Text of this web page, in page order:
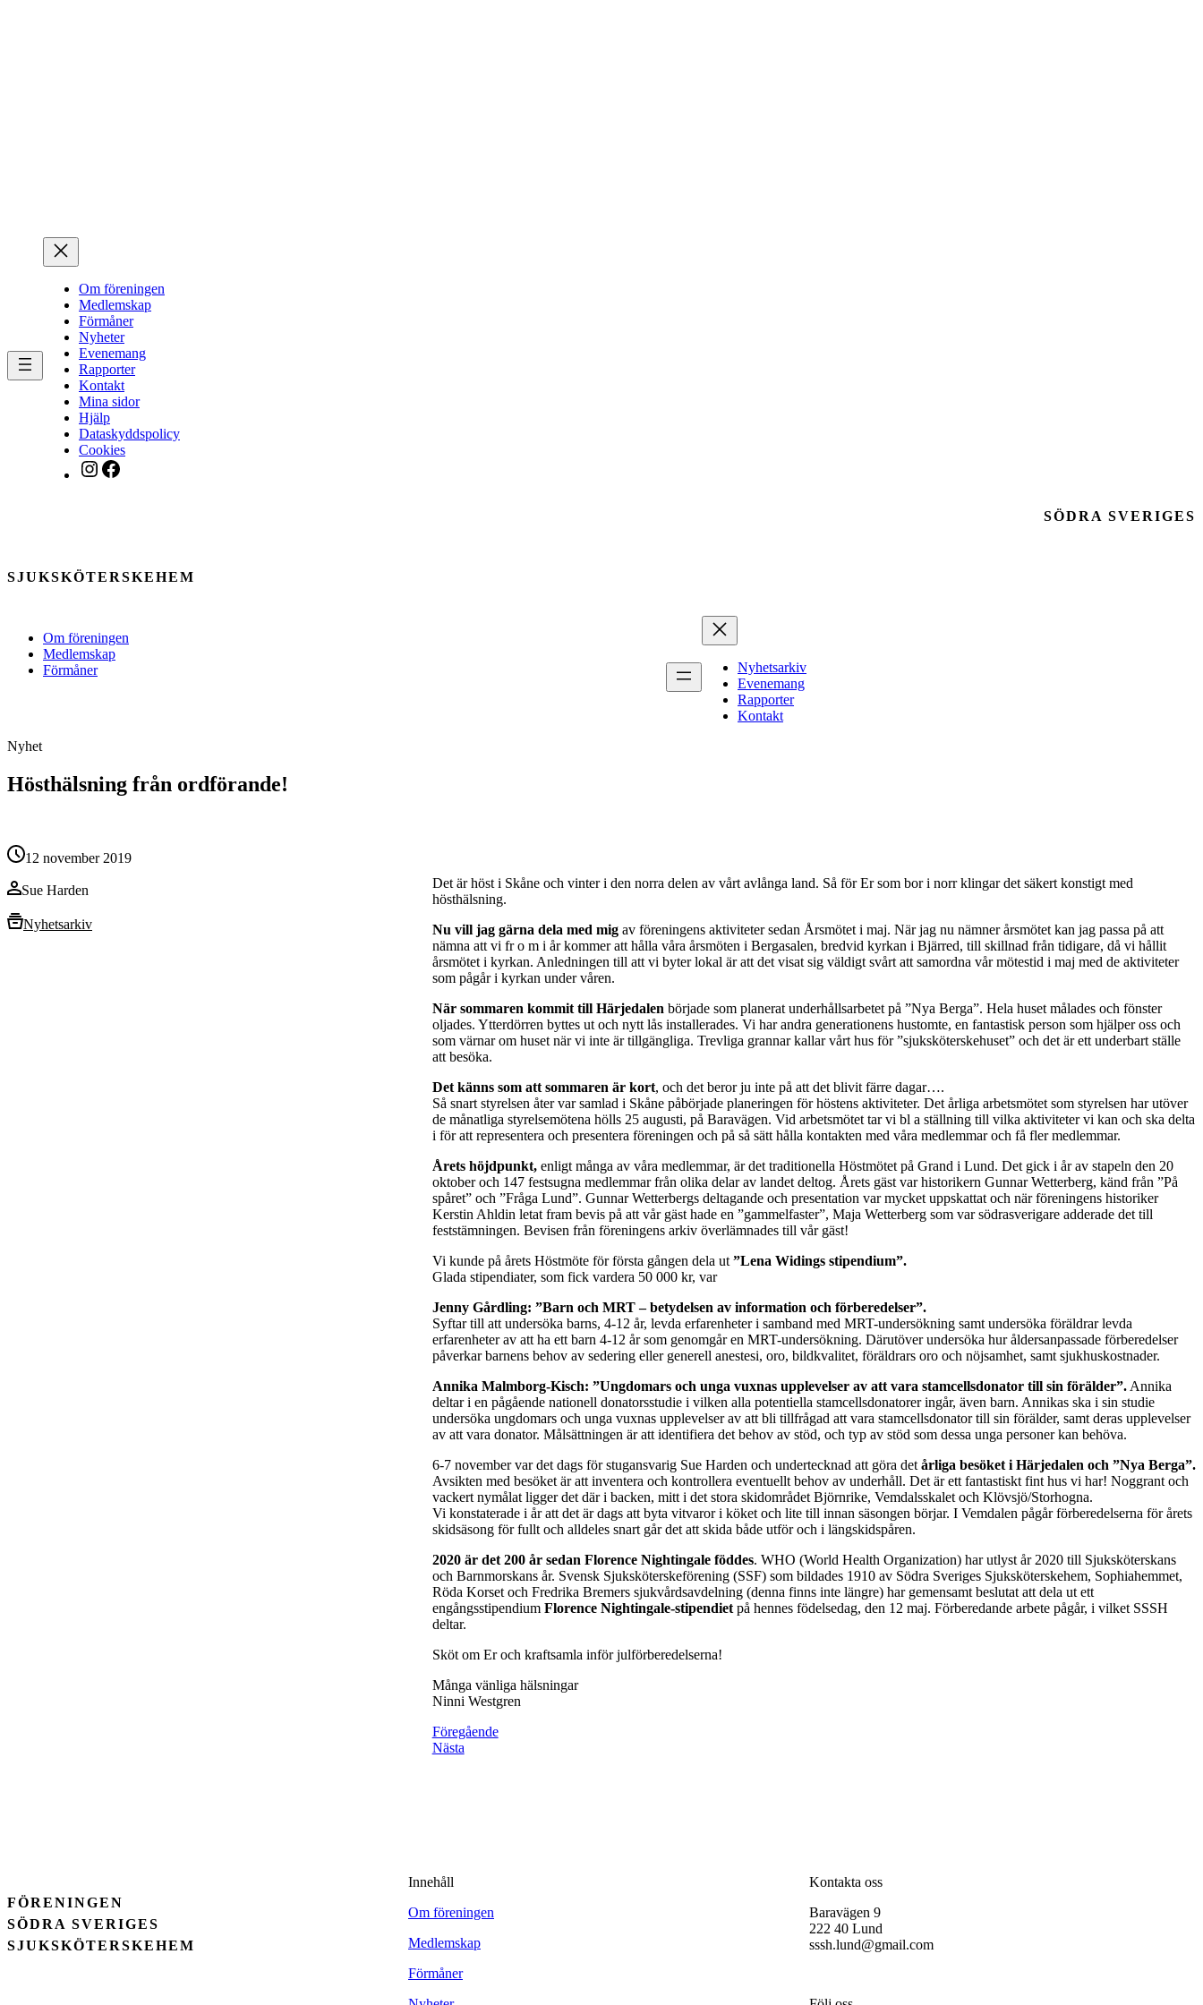
Om föreningen
Medlemskap
Förmåner
Nyheter
Evenemang
Rapporter
Kontakt
Mina sidor
Hjälp
Dataskyddspolicy
Cookies
Instagram
Facebook
SÖDRA SVERIGES
SJUKSKÖTERSKEHEM
Om föreningen
Medlemskap
Förmåner
Nyhetsarkiv
Evenemang
Rapporter
Kontakt
Nyhet
Hösthälsning från ordförande!
12 november 2019
Sue Harden
Nyhetsarkiv
Det är höst i Skåne och vinter i den norra delen av vårt avlånga land. Så för Er som bor i norr klingar det säkert konstigt med
hösthälsning.
Nu vill jag gärna dela med migav föreningens aktiviteter sedan Årsmötet i maj. När jag nu nämner årsmötet kan jag passa på att
nämna att vi fr o m i år kommer att hålla våra årsmöten i Bergasalen, bredvid kyrkan i Bjärred, till skillnad från tidigare, då vi hållit
årsmötet i kyrkan. Anledningen till att vi byter lokal är att det visat sig väldigt svårt att samordna vår mötestid i maj med de aktiviteter
som pågår i kyrkan under våren.
När sommaren kommit till Härjedalen började som planerat underhållsarbetet på ”Nya Berga”. Hela huset målades och fönster
oljades. Ytterdörren byttes ut och nytt lås installerades. Vi har andra generationens hustomte, en fantastisk person som hjälper oss och
som värnar om huset när vi inte är tillgängliga. Trevliga grannar kallar vårt hus för ”sjuksköterskehuset” och det är ett underbart ställe
att besöka.
Det känns som att sommaren är kort, och det beror ju inte på att det blivit färre dagar….
Så snart styrelsen åter var samlad i Skåne påbörjade planeringen för höstens aktiviteter. Det årliga arbetsmötet som styrelsen har utöver
de månatliga styrelsemötena hölls 25 augusti, på Baravägen. Vid arbetsmötet tar vi bl a ställning till vilka aktiviteter vi kan och ska delta
i för att representera och presentera föreningen och på så sätt hålla kontakten med våra medlemmar och få fler medlemmar.
Årets höjdpunkt,enligt många av våra medlemmar, är det traditionella Höstmötet på Grand i Lund. Det gick i år av stapeln den 20
oktober och 147 festsugna medlemmar från olika delar av landet deltog. Årets gäst var historikern Gunnar Wetterberg, känd från ”På
spåret” och ”Fråga Lund”. Gunnar Wetterbergs deltagande och presentation var mycket uppskattat och när föreningens historiker
Kerstin Ahldin letat fram bevis på att vår gäst hade en ”gammelfaster”, Maja Wetterberg som var södrasverigare adderade det till
feststämningen. Bevisen från föreningens arkiv överlämnades till vår gäst!
Vi kunde på årets Höstmöte för första gången dela ut ”Lena Widings stipendium”.
Glada stipendiater, som fick vardera 50 000 kr, var
Jenny Gårdling: ”Barn och MRT – betydelsen av information och förberedelser”.
Syftar till att undersöka barns, 4-12 år, levda erfarenheter i samband med MRT-undersökning samt undersöka föräldrar levda
erfarenheter av att ha ett barn 4-12 år som genomgår en MRT-undersökning. Därutöver undersöka hur åldersanpassade förberedelser
påverkar barnens behov av sedering eller generell anestesi, oro, bildkvalitet, föräldrars oro och nöjsamhet, samt sjukhuskostnader.
Annika Malmborg-Kisch: ”Ungdomars och unga vuxnas upplevelser av att vara stamcellsdonator till sin förälder”.Annika
deltar i en pågående nationell donatorsstudie i vilken alla potentiella stamcellsdonatorer ingår, även barn. Annikas ska i sin studie
undersöka ungdomars och unga vuxnas upplevelser av att bli tillfrågad att vara stamcellsdonator till sin förälder, samt deras upplevelser
av att vara donator. Målsättningen är att identifiera det behov av stöd, och typ av stöd som dessa unga personer kan behöva.
6-7 november var det dags för stugansvarig Sue Harden och undertecknad att göra det årliga besöket i Härjedalen och ”Nya Berga”.
Avsikten med besöket är att inventera och kontrollera eventuellt behov av underhåll. Det är ett fantastiskt fint hus vi har! Noggrant och
vackert nymålat ligger det där i backen, mitt i det stora skidområdet Björnrike, Vemdalsskalet och Klövsjö/Storhogna.
Vi konstaterade i år att det är dags att byta vitvaror i köket och lite till innan säsongen börjar. I Vemdalen pågår förberedelserna för årets
skidsäsong för fullt och alldeles snart går det att skida både utför och i längskidspåren.
2020 är det 200 år sedan Florence Nightingale föddes. WHO (World Health Organization) har utlyst år 2020 till Sjuksköterskans
och Barnmorskans år. Svensk Sjuksköterskeförening (SSF) som bildades 1910 av Södra Sveriges Sjuksköterskehem, Sophiahemmet,
Röda Korset och Fredrika Bremers sjukvårdsavdelning (denna finns inte längre) har gemensamt beslutat att dela ut ett
engångsstipendium Florence Nightingale-stipendietpå hennes födelsedag, den 12 maj. Förberedande arbete pågår, i vilket SSSH
deltar.
Sköt om Er och kraftsamla inför julförberedelserna!
Många vänliga hälsningar
Ninni Westgren
Föregående
Nästa
FÖRENINGEN
SÖDRA SVERIGES
SJUKSKÖTERSKEHEM
Innehåll
Om föreningen
Medlemskap
Förmåner
Kontakta oss
Baravägen 9
222 40 Lund
sssh.lund@gmail.com